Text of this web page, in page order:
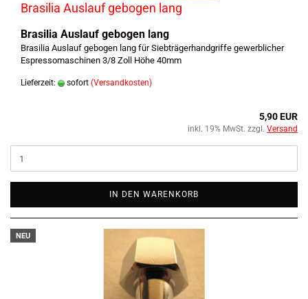
Brasilia Auslauf gebogen lang
Brasilia Auslauf gebogen lang
Brasilia Auslauf gebogen lang für Siebträgerhandgriffe gewerblicher
Espressomaschinen 3/8 Zoll Höhe 40mm
Lieferzeit: sofort (Versandkosten)
5,90 EUR
inkl. 19% MwSt. zzgl. Versand
IN DEN WARENKORB
NEU